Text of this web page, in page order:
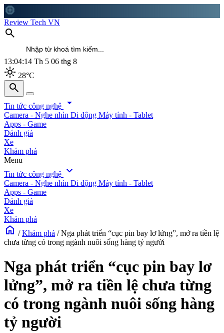
memory
Review Tech VN
search
13:04:15 Th 5 06 thg 8
light_mode 28°C
search
search
Tin tức công nghệ arrow_drop_down
Camera - Nghe nhìn Di động Máy tính - Tablet
Apps - Game
Đánh giá
Xe
Khám phá
Menu
Tin tức công nghệ expand_more
Camera - Nghe nhìn Di động Máy tính - Tablet
Apps - Game
Đánh giá
Xe
Khám phá
home / Khám phá / Nga phát triển “cục pin bay lơ lửng”, mở ra tiền lệ
chưa từng có trong ngành nuôi sống hàng tỷ người
Nga phát triển “cục pin bay lơ
lửng”, mở ra tiền lệ chưa từng
có trong ngành nuôi sống hàng
tỷ người